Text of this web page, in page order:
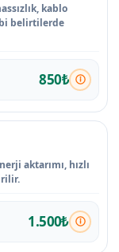
kablo
belirtilerde
850₺
aktarımı, hızlı
1.500₺